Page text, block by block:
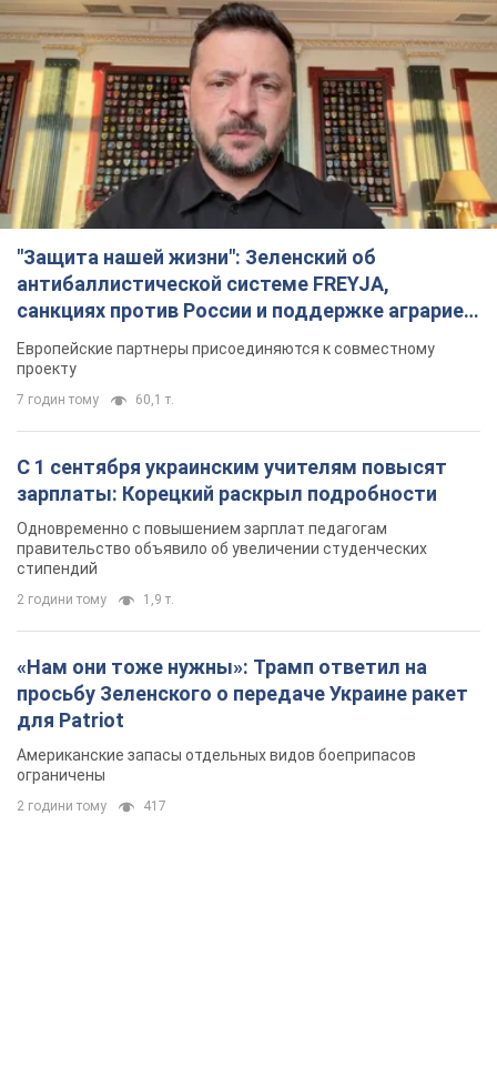
"Защита нашей жизни": Зеленский об
антибаллистической системе FREYJA,
санкциях против России и поддержке аграриев.
Видео
Европейские партнеры присоединяются к совместному
проекту
7 годин тому 60,1 т.
С 1 сентября украинским учителям повысят
зарплаты: Корецкий раскрыл подробности
Одновременно с повышением зарплат педагогам
правительство объявило об увеличении студенческих
стипендий
2 години тому
просьбу Зеленского о передаче Украине ракет
для Patriot
Американские запасы отдельных видов боеприпасов
ограничены